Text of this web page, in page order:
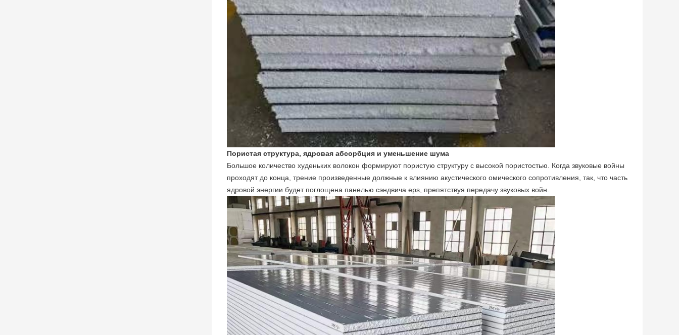
Пористая структура, ядровая абсорбция и уменьшение шума
Большое количество худеньких волокон формируют пористую структуру с высокой пористостью. Когда звуковые войны
проходят до конца, трение произведенные должные к влиянию акустического омического сопротивления, так, что часть
ядровой энергии будет поглощена панелью сэндвича eps, препятствуя передачу звуковых войн.